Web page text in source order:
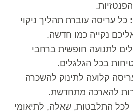
כל עריסה עוברת תהליך ניקוי
נקייה כמו חדשה.
לתנועה חופשית ברחבי
בכל הגלגלים.
קלועה לתינוק להשכרה
לכל התלבטות, שאלה, לתיאומי